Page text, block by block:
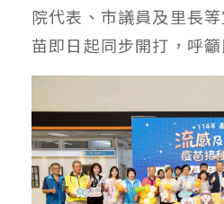
院代表、市議員及里長
苗即日起同步開打，呼